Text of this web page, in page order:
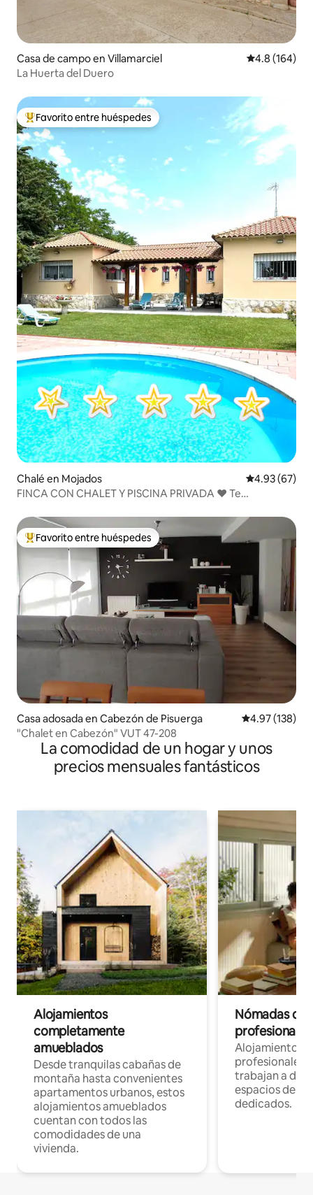
Casa de campo en Villamarciel Calificación
4.8 (164)
La Huerta del Duero
Favorito entre huéspedes preferido
Favorito entre huéspedes
Chalé en Mojados Calificación
4.93 (67)
FINCA CON CHALET Y PISCINA PRIVADA ❤️ Te
Favorito entre huéspedes preferido
Favorito entre huéspedes
Casa adosada en Cabezón de Pisuerga Calificación
4.97 (138)
"Chalet en Cabezón" VUT 47-208
La comodidad de un hogar y unos
precios mensuales fantásticos
Alojamientos
completamente
amueblados
Desde tranquilas cabañas de
montaña hasta convenientes
apartamentos urbanos, estos
alojamientos amueblados
cuentan con todos las
comodidades de una
vivienda.
Nómadas
Alojamientos
profesionales
trabajan a
espacios de
dedicados.